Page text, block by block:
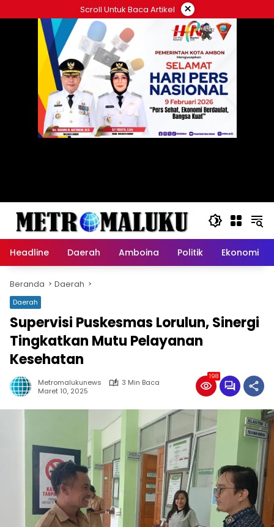
ke
Scroll Untuk Baca Artikel ×
Headline Daerah Amboina Politik Ekonomi
Beranda Daerah
Daerah
Supervisi Puskesmas Lorulun, Sinergi
Tingkatkan Mutu Pelayanan
Kesehatan
Metromalukunews
3 Min Baca
Maret 10, 2025
198